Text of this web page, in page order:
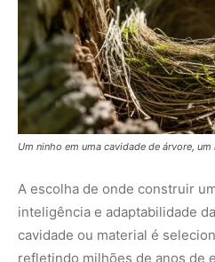
fortaleza de barro de um
natureza em ação,
Proteger esses lares é
riqueza das florestas. Você já
região? Compartilhe sua
redes sociais! Para saber
Fundo Amazônia.